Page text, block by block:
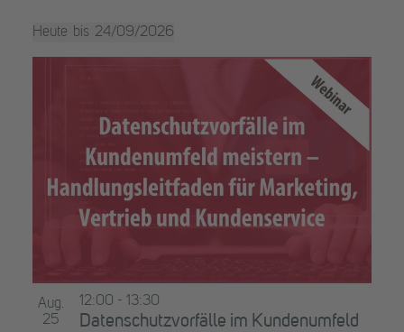
mit
den
aktualisieren
Heute
24/09/2026
Veranstaltungen
View
Aug.
25
Datenschutzvorfälle im Kundenumfeld
12:00 - 13:30